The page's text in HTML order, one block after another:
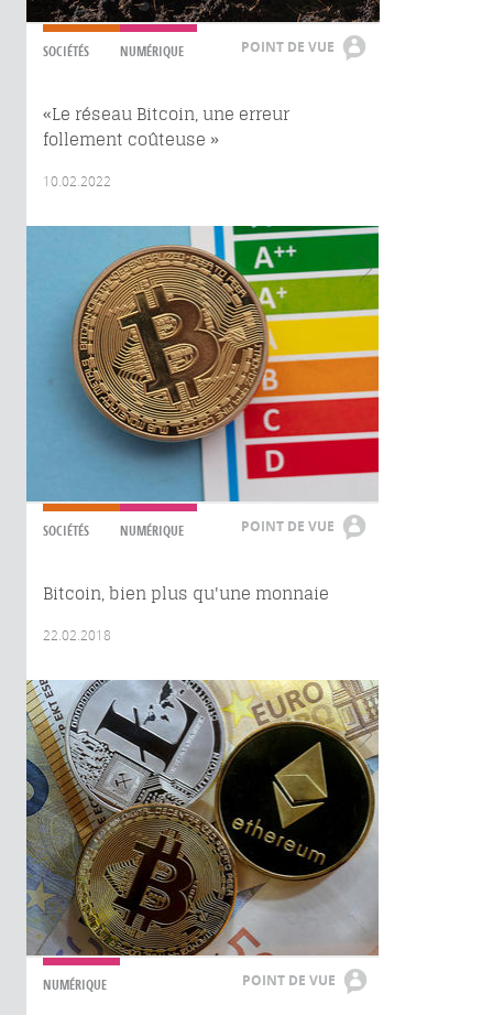
SOCIÉTÉS NUMÉRIQUE POINT DE VUE
«Le réseau Bitcoin, une erreur
follement coûteuse »
10.02.2022
SOCIÉTÉS NUMÉRIQUE POINT DE VUE
Bitcoin, bien plus qu'une monnaie
22.02.2018
NUMÉRIQUE POINT DE VUE